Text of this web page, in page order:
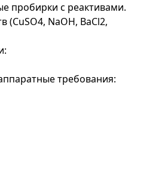
пробирки с реактивами.
(CuSO4, NaOH, BaCl2,
требования: